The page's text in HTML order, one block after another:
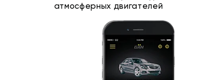
атмосферных двигателей